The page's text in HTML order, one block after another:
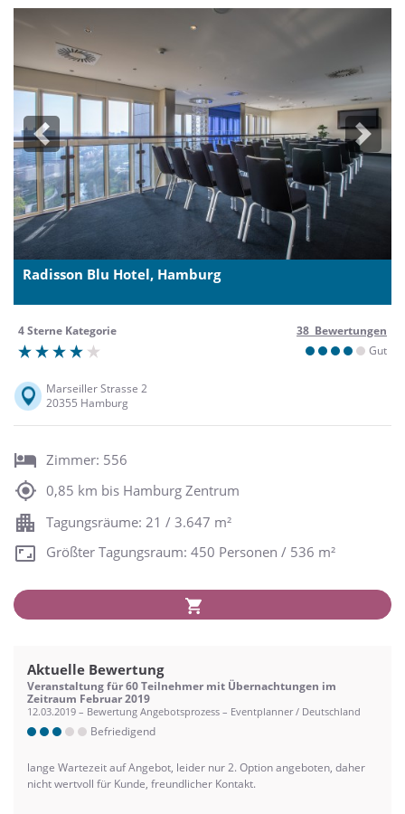
Previous Next
Radisson Blu Hotel, Hamburg
4 Sterne Kategorie
38 Bewertungen
Gut
Marseiller Strasse 2
20355 Hamburg
Zimmer: 556
0,85 km bis Hamburg Zentrum
Tagungsräume: 21 / 3.647 m²
Größter Tagungsraum: 450 Personen / 536 m²
Aktuelle Bewertung
Veranstaltung für 60 Teilnehmer mit Übernachtungen im
Zeitraum Februar 2019
12.03.2019 – Bewertung Angebotsprozess – Eventplanner / Deutschland
Befriedigend
lange Wartezeit auf Angebot, leider nur 2. Option angeboten, daher
nicht wertvoll für Kunde, freundlicher Kontakt.